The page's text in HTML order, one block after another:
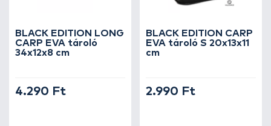
BLACK EDITION LONG
CARP EVA tároló
34x12x8 cm
4.290 Ft
BLACK EDITION CARP
EVA tároló S 20x13x11
cm
2.990 Ft